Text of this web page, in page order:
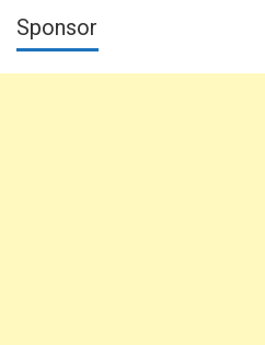
Sponsor